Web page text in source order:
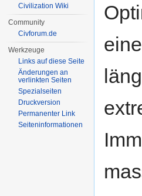
Civilization Wiki
Community
Civforum.de
Werkzeuge
Links auf diese Seite
Änderungen an
verlinkten Seiten
Spezialseiten
Druckversion
Permanenter Link
Seiten­informationen